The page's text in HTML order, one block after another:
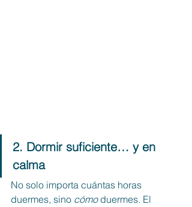
2. Dormir suficiente… y en
calma
No solo importa cuántas horas
duermes, sino cómo duermes. El